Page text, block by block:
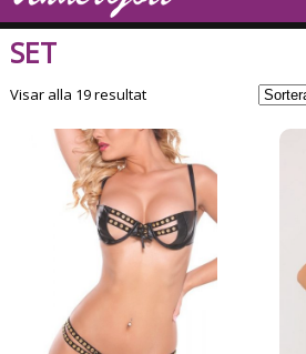
SET
Visar alla 19 resultatSortera
senaste